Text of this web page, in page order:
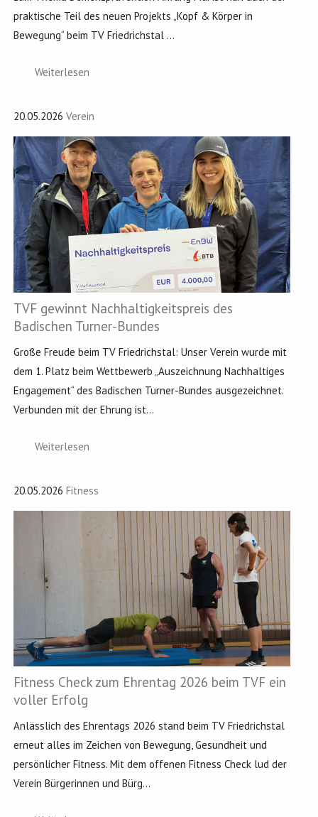
praktische Teil des neuen Projekts „Kopf & Körper in
Bewegung“ beim TV Friedrichstal ...
Weiterlesen
20.05.2026 Verein
TVF gewinnt Nachhaltigkeitspreis des
Badischen Turner-Bundes
Große Freude beim TV Friedrichstal: Unser Verein wurde mit
dem 1. Platz beim Wettbewerb „Auszeichnung Nachhaltiges
Engagement“ des Badischen Turner-Bundes ausgezeichnet.
Verbunden mit der Ehrung ist...
Weiterlesen
20.05.2026 Fitness
Fitness Check zum Ehrentag 2026 beim TVF ein
voller Erfolg
Anlässlich des Ehrentags 2026 stand beim TV Friedrichstal
erneut alles im Zeichen von Bewegung, Gesundheit und
persönlicher Fitness. Mit dem offenen Fitness Check lud der
Verein Bürgerinnen und Bürg...